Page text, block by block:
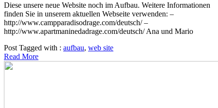
Diese unsere neue Website noch im Aufbau. Weitere Informationen
finden Sie in unserem aktuellen Webseite verwenden: –
http://www.campparadisodrage.com/deutsch/ –
http://www.apartmaninedadrage.com/deutsch/ Ana und Mario
Post Tagged with : aufbau, web site
Read More